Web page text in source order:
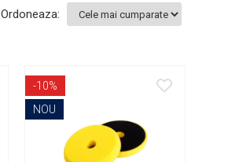
Ordoneaza:
-10%
NOU